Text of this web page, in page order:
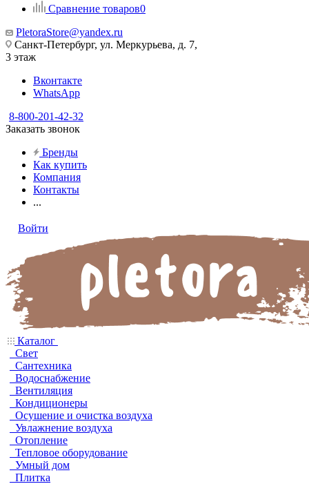
Сравнение товаров0
PletoraStore@yandex.ru
Санкт-Петербург, ул. Меркурьева, д. 7,
3 этаж
Вконтакте
WhatsApp
8-800-201-42-32
Заказать звонок
Бренды
Как купить
Компания
Контакты
...
Войти
Каталог
Свет
Сантехника
Водоснабжение
Вентиляция
Кондиционеры
Осушение и очистка воздуха
Увлажнение воздуха
Отопление
Тепловое оборудование
Умный дом
Плитка